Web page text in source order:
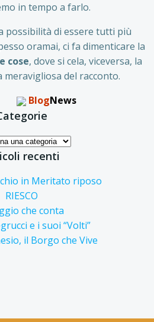
in tempo a farlo.
possibilità di essere tutti più
oramai, ci fa dimenticare la
cose, dove si cela, viceversa, la
meravigliosa del racconto.
BlogNews
recenti
in Meritato riposo
RIESCO
che conta
e i suoi “Volti”
il Borgo che Vive